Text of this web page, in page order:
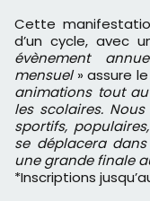
Cette
d’un cycle, avec
évènement
mensuel» assure
animations tout
les scolaires.
sportifs,
se déplacera
une grande finale
*Inscriptions